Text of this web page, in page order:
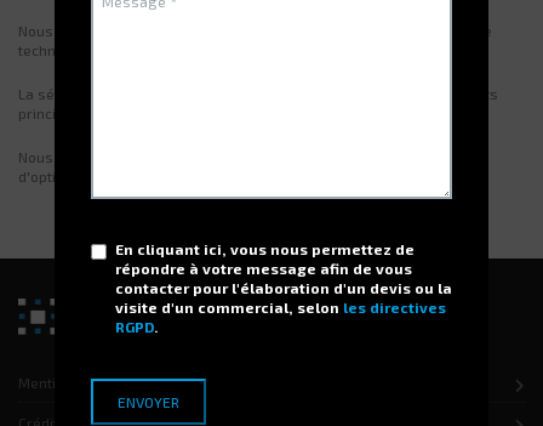
Nous avons été invité par
Le Mans pour une journée
technique au sein de leur agence.
La sécurité, l'énergie, l'innovation et la digitalisation ont été les sujets
principaux portés par plus de 100 participants.
Nous avons présenté nos distributeurs sécurisés qui permettent
d'optimiser la gestion de vos articles.
Mentions légales
Crédits
En cliquant ici, vous nous permettez de
répondre à votre message afin de vous
contacter pour l'élaboration d'un devis ou la
visite d'un commercial, selon les directives
RGPD.